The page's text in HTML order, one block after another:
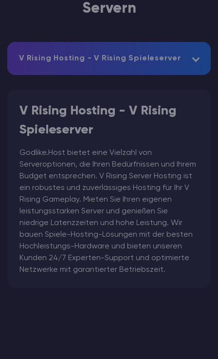
Servern
V Rising Hosting - V Rising Spieleserver
V Rising Hosting - V Rising
Spieleserver
Godlike.Host bietet eine Vielzahl von
Serveroptionen, die Ihren Bedürfnissen und Ihrem
Budget entsprechen. V Rising Server Hosting ist
ein robustes und zuverlässiges Hosting für Ihr V
Rising Gameplay. Mieten Sie Ihren eigenen
leistungsstarken Server und genießen Sie
niedrige Latenzzeiten und hohe Leistung. Wir
bauen Spiele-Hosting-Lösungen mit der besten
Hochleistungs-Hardware und bieten unseren
Kunden 24/7 Experten-Support und optimierte
Netzwerke mit garantierter Betriebszeit.